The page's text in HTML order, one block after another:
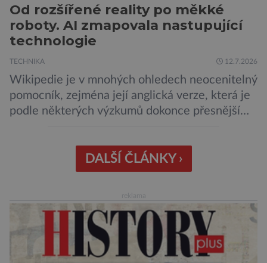
Od rozšířené reality po měkké
roboty. AI zmapovala nastupující
technologie
TECHNIKA 12.7.2026
Wikipedie je v mnohých ohledech neocenitelný
pomocník, zejména její anglická verze, která je
podle některých výzkumů dokonce přesnější
křišťálovou kouli, ze které umělá inteligence
věštila, které technologie v dohledné
Za vším stojí australští výzkumníci, kteří pomocí
umělé inteligence a […]
DALŠÍ ČLÁNKY ›